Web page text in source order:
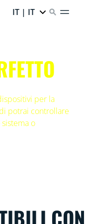
IT | IT
per la
potrai controllare
o
CON